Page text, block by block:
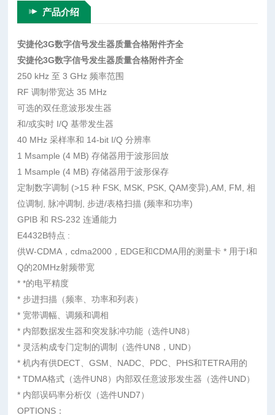
产品介绍
安捷伦3G数字信号发生器质量合格附件齐全
安捷伦3G数字信号发生器质量合格附件齐全
250 kHz 至 3 GHz 频率范围
RF 调制带宽达 35 MHz
可选的双任意波形发生器
和/或实时 I/Q 基带发生器
40 MHz 采样率和 14-bit I/Q 分辨率
1 Msample (4 MB) 存储器用于波形回放
1 Msample (4 MB) 存储器用于波形保存
定制数字调制 (>15 种 FSK, MSK, PSK, QAM变异),AM, FM, 相
位调制, 脉冲调制, 步进/表格扫描 (频率和功率)
GPIB 和 RS-232 连通能力
E4432B特点 :
供W-CDMA，cdma2000，EDGE和CDMA用的测量卡 * 用于I和
Q的20MHz射频带宽
* *的电平精度
* 步进扫描（频率、功率和列表）
* 宽带调幅、调频和调相
* 内部数据发生器和突发脉冲功能（选件UN8）
* 灵活构成专门定制的调制（选件UN8，UND）
* 机内有供DECT、GSM、NADC、PDC、PHS和TETRA用的
* TDMA格式（选件UN8）内部双任意波形发生器（选件UND）
* 内部误码率分析仪（选件UND7）
OPTIONS：